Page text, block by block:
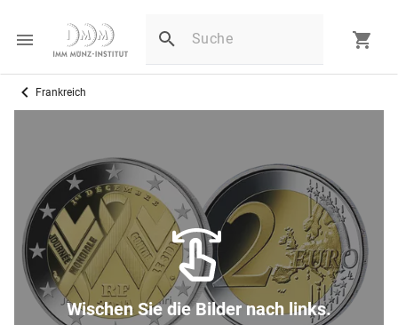
Frankreich
Wischen Sie die Bilder nach links.